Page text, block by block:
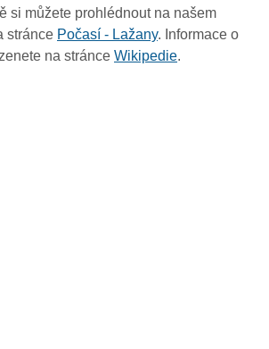
si můžete prohlédnout na našem
stránce Počasí - Lažany. Informace o
na stránce Wikipedie.